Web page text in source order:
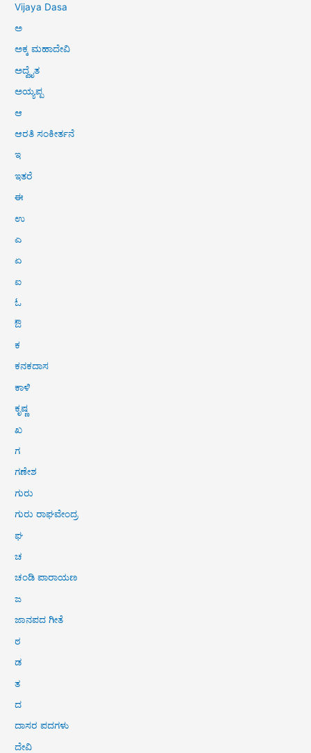
Vijaya Dasa
ಅ
ಅಕ್ಕ ಮಹಾದೇವಿ
ಅದ್ವೈತ
ಅಯ್ಯಪ್ಪ
ಆ
ಆರತಿ ಸಂಕೀರ್ತನೆ
ಇ
ಇತರೆ
ಈ
ಉ
ಎ
ಏ
ಐ
ಓ
ಔ
ಕ
ಕನಕದಾಸ
ಕಾಳಿ
ಕೃಷ್ಣ
ಖ
ಗ
ಗಣೇಶ
ಗುರು
ಗುರು ರಾಘವೇಂದ್ರ
ಘ
ಚ
ಚಂಡಿ ಪಾರಾಯಣ
ಜ
ಜಾನಪದ ಗೀತೆ
ಠ
ಡ
ತ
ದ
ದಾಸರ ಪದಗಳು
ದೇವಿ